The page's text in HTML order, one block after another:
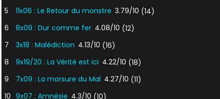
5
11x06 : Le Retour du monstre 3.79/10 (14)
6
8x09 : Dur comme fer 4.08/10 (12)
7
3x18 : Malédiction 4.13/10 (16)
8
9x19/20 : La Vérité est ici 4.22/10 (18)
9
7x09 : La morsure du Mal 4.27/10 (11)
10 9x07 : Amnésie 4.3/10 (10)